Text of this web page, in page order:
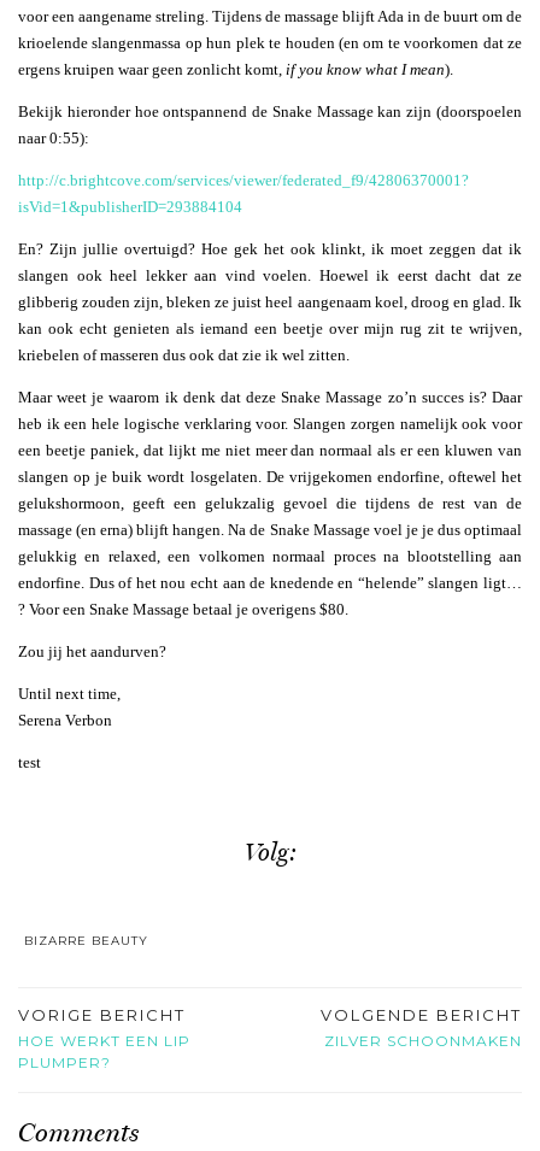
voor een aangename streling. Tijdens de massage blijft Ada in de buurt om de
krioelende slangenmassa op hun plek te houden (en om te voorkomen dat ze
ergens kruipen waar geen zonlicht komt, if you know what I mean).
Bekijk hieronder hoe ontspannend de Snake Massage kan zijn (doorspoelen
naar 0:55):
http://c.brightcove.com/services/viewer/federated_f9/42806370001?
isVid=1&publisherID=293884104
En? Zijn jullie overtuigd? Hoe gek het ook klinkt, ik moet zeggen dat ik
slangen ook heel lekker aan vind voelen. Hoewel ik eerst dacht dat ze
glibberig zouden zijn, bleken ze juist heel aangenaam koel, droog en glad. Ik
kan ook echt genieten als iemand een beetje over mijn rug zit te wrijven,
kriebelen of masseren dus ook dat zie ik wel zitten.
Maar weet je waarom ik denk dat deze Snake Massage zo’n succes is? Daar
heb ik een hele logische verklaring voor. Slangen zorgen namelijk ook voor
een beetje paniek, dat lijkt me niet meer dan normaal als er een kluwen van
slangen op je buik wordt losgelaten. De vrijgekomen endorfine, oftewel het
gelukshormoon, geeft een gelukzalig gevoel die tijdens de rest van de
massage (en erna) blijft hangen. Na de Snake Massage voel je je dus optimaal
gelukkig en relaxed, een volkomen normaal proces na blootstelling aan
endorfine. Dus of het nou echt aan de knedende en “helende” slangen ligt…
? Voor een Snake Massage betaal je overigens $80.
Zou jij het aandurven?
Until next time,
Serena Verbon
test
Volg:
BIZARRE BEAUTY
VORIGE BERICHT
HOE WERKT EEN LIP
PLUMPER?
VOLGENDE BERICHT
ZILVER SCHOONMAKEN
Comments